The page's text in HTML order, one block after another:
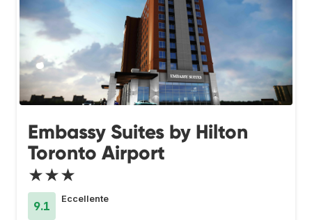
Embassy Suites by Hilton
Toronto Airport
★★★
9.1
Eccellente